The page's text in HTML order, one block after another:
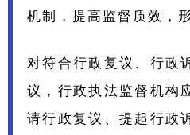
机制，提高监督质效，
对符合行政复议、行政
议，行政执法监督机构
请行政复议、提起行政